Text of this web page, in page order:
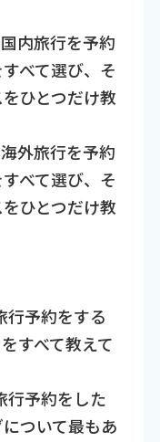
内旅行を予約
べて選び、そ
ひとつだけ教
外旅行を予約
べて選び、そ
ひとつだけ教
予約をする
すべて教えて
予約をした
ついて最もあ